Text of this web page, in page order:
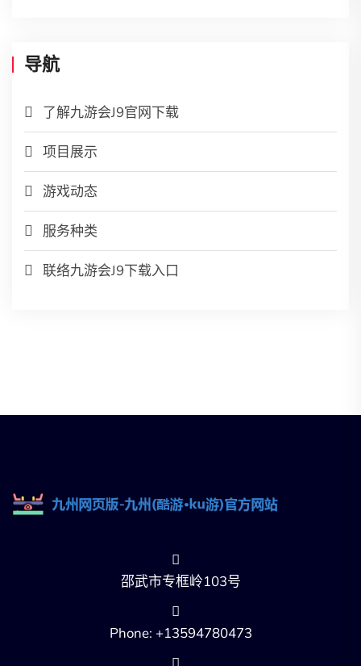
导航
了解九游会J9官网下载
项目展示
游戏动态
服务种类
联络九游会J9下载入口
邵武市专框岭103号
Phone: +13594780473